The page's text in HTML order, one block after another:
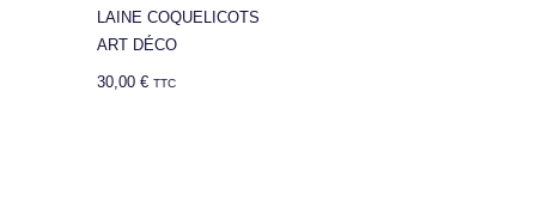
LAINE COQUELICOTS
ART DÉCO
30,00€ TTC